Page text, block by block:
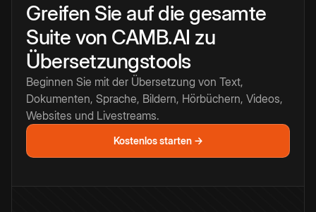
Greifen Sie auf die gesamte
Suite von CAMB.AI zu
Übersetzungstools
Beginnen Sie mit der Übersetzung von Text,
Dokumenten, Sprache, Bildern, Hörbüchern, Videos,
Websites und Livestreams.
Kostenlos starten →